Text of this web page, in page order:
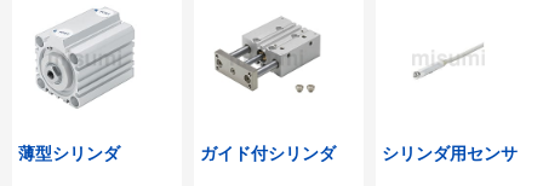
薄型シリンダ ガイド付シリンダ シリンダ用センサ